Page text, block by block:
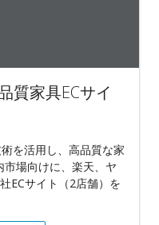
質家具ECサイ
を活用し、高品質な家
場向けに、楽天、ヤ
ECサイト（2店舗）を